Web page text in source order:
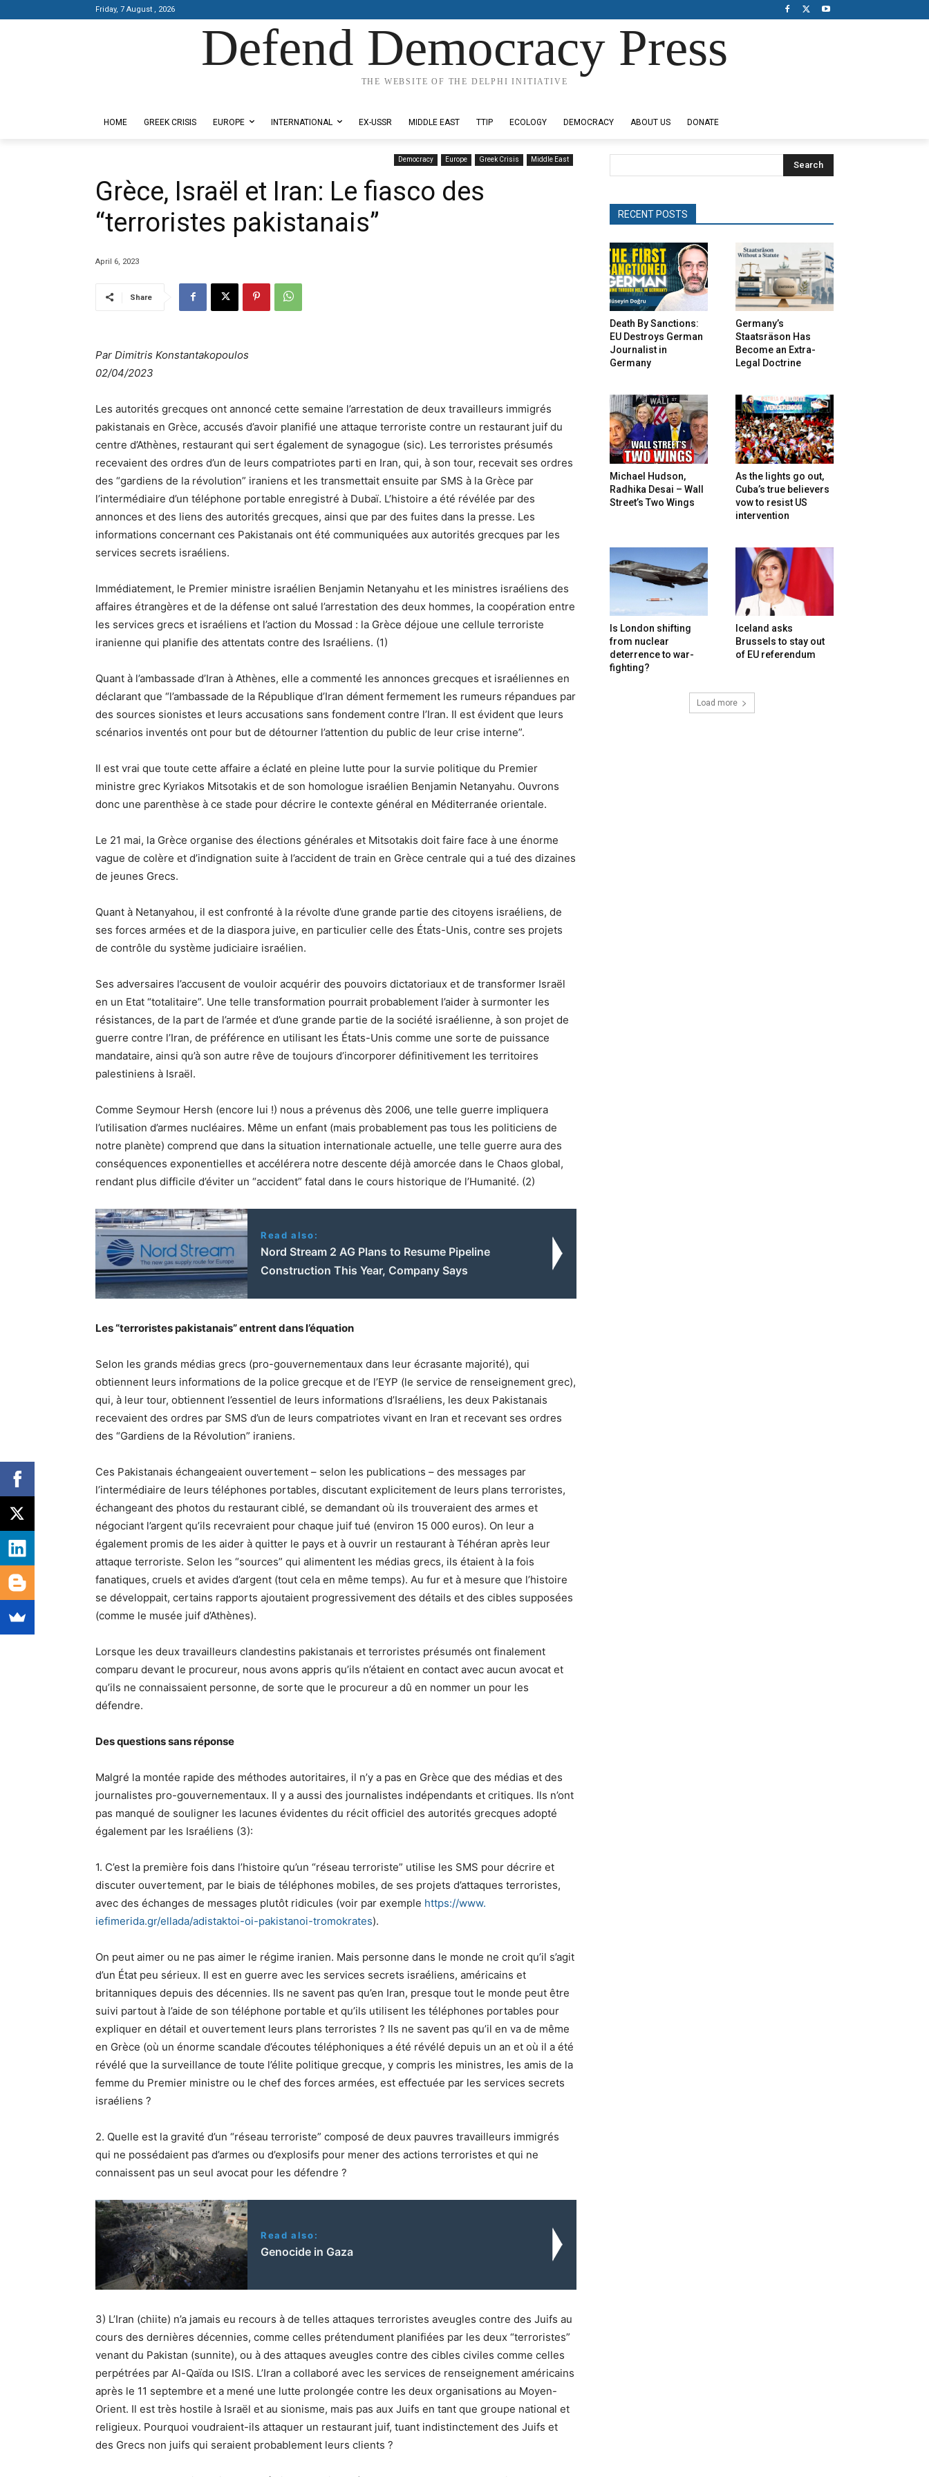
Friday, 7 August , 2026
Defend Democracy Press
THE WEBSITE OF THE DELPHI INITIATIVE
HOME GREEK CRISIS EUROPE INTERNATIONAL EX-USSR MIDDLE EAST TTIP ECOLOGY DEMOCRACY ABOUT US DONATE
Democracy Europe Greek Crisis Middle East
Grèce, Israël et Iran: Le fiasco des
“terroristes pakistanais”
April 6, 2023
Share
Par Dimitris Konstantakopoulos
02/04/2023
Les autorités grecques ont annoncé cette semaine l’arrestation de deux travailleurs immigrés
pakistanais en Grèce, accusés d’avoir planifié une attaque terroriste contre un restaurant juif du
centre d’Athènes, restaurant qui sert également de synagogue (sic). Les terroristes présumés
recevaient des ordres d’un de leurs compatriotes parti en Iran, qui, à son tour, recevait ses ordres
des “gardiens de la révolution” iraniens et les transmettait ensuite par SMS à la Grèce par
l’intermédiaire d’un téléphone portable enregistré à Dubaï. L’histoire a été révélée par des
annonces et des liens des autorités grecques, ainsi que par des fuites dans la presse. Les
informations concernant ces Pakistanais ont été communiquées aux autorités grecques par les
services secrets israéliens.
Immédiatement, le Premier ministre israélien Benjamin Netanyahu et les ministres israéliens des
affaires étrangères et de la défense ont salué l’arrestation des deux hommes, la coopération entre
les services grecs et israéliens et l’action du Mossad : la Grèce déjoue une cellule terroriste
iranienne qui planifie des attentats contre des Israéliens. (1)
Quant à l’ambassade d’Iran à Athènes, elle a commenté les annonces grecques et israéliennes en
déclarant que “l’ambassade de la République d’Iran dément fermement les rumeurs répandues par
des sources sionistes et leurs accusations sans fondement contre l’Iran. Il est évident que leurs
scénarios inventés ont pour but de détourner l’attention du public de leur crise interne”.
Il est vrai que toute cette affaire a éclaté en pleine lutte pour la survie politique du Premier
ministre grec Kyriakos Mitsotakis et de son homologue israélien Benjamin Netanyahu. Ouvrons
donc une parenthèse à ce stade pour décrire le contexte général en Méditerranée orientale.
Le 21 mai, la Grèce organise des élections générales et Mitsotakis doit faire face à une énorme
vague de colère et d’indignation suite à l’accident de train en Grèce centrale qui a tué des dizaines
de jeunes Grecs.
Quant à Netanyahou, il est confronté à la révolte d’une grande partie des citoyens israéliens, de
ses forces armées et de la diaspora juive, en particulier celle des États-Unis, contre ses projets
de contrôle du système judiciaire israélien.
Ses adversaires l’accusent de vouloir acquérir des pouvoirs dictatoriaux et de transformer Israël
en un Etat “totalitaire”. Une telle transformation pourrait probablement l’aider à surmonter les
résistances, de la part de l’armée et d’une grande partie de la société israélienne, à son projet de
guerre contre l’Iran, de préférence en utilisant les États-Unis comme une sorte de puissance
mandataire, ainsi qu’à son autre rêve de toujours d’incorporer définitivement les territoires
palestiniens à Israël.
Comme Seymour Hersh (encore lui !) nous a prévenus dès 2006, une telle guerre impliquera
l’utilisation d’armes nucléaires. Même un enfant (mais probablement pas tous les politiciens de
notre planète) comprend que dans la situation internationale actuelle, une telle guerre aura des
conséquences exponentielles et accélérera notre descente déjà amorcée dans le Chaos global,
rendant plus difficile d’éviter un “accident” fatal dans le cours historique de l’Humanité. (2)
Read also:
Nord Stream 2 AG Plans to Resume Pipeline
Construction This Year, Company Says
Les “terroristes pakistanais” entrent dans l’équation
Selon les grands médias grecs (pro-gouvernementaux dans leur écrasante majorité), qui
obtiennent leurs informations de la police grecque et de l’EYP (le service de renseignement grec),
qui, à leur tour, obtiennent l’essentiel de leurs informations d’Israéliens, les deux Pakistanais
recevaient des ordres par SMS d’un de leurs compatriotes vivant en Iran et recevant ses ordres
des “Gardiens de la Révolution” iraniens.
Ces Pakistanais échangeaient ouvertement – selon les publications – des messages par
l’intermédiaire de leurs téléphones portables, discutant explicitement de leurs plans terroristes,
échangeant des photos du restaurant ciblé, se demandant où ils trouveraient des armes et
négociant l’argent qu’ils recevraient pour chaque juif tué (environ 15 000 euros). On leur a
également promis de les aider à quitter le pays et à ouvrir un restaurant à Téhéran après leur
attaque terroriste. Selon les “sources” qui alimentent les médias grecs, ils étaient à la fois
fanatiques, cruels et avides d’argent (tout cela en même temps). Au fur et à mesure que l’histoire
se développait, certains rapports ajoutaient progressivement des détails et des cibles supposées
(comme le musée juif d’Athènes).
Lorsque les deux travailleurs clandestins pakistanais et terroristes présumés ont finalement
comparu devant le procureur, nous avons appris qu’ils n’étaient en contact avec aucun avocat et
qu’ils ne connaissaient personne, de sorte que le procureur a dû en nommer un pour les
défendre.
Des questions sans réponse
Malgré la montée rapide des méthodes autoritaires, il n’y a pas en Grèce que des médias et des
journalistes pro-gouvernementaux. Il y a aussi des journalistes indépendants et critiques. Ils n’ont
pas manqué de souligner les lacunes évidentes du récit officiel des autorités grecques adopté
également par les Israéliens (3):
1. C’est la première fois dans l’histoire qu’un “réseau terroriste” utilise les SMS pour décrire et
discuter ouvertement, par le biais de téléphones mobiles, de ses projets d’attaques terroristes,
avec des échanges de messages plutôt ridicules (voir par exemple https://www.
iefimerida.gr/ellada/adistaktoi-oi-pakistanoi-tromokrates).
On peut aimer ou ne pas aimer le régime iranien. Mais personne dans le monde ne croit qu’il s’agit
d’un État peu sérieux. Il est en guerre avec les services secrets israéliens, américains et
britanniques depuis des décennies. Ils ne savent pas qu’en Iran, presque tout le monde peut être
suivi partout à l’aide de son téléphone portable et qu’ils utilisent les téléphones portables pour
expliquer en détail et ouvertement leurs plans terroristes ? Ils ne savent pas qu’il en va de même
en Grèce (où un énorme scandale d’écoutes téléphoniques a été révélé depuis un an et où il a été
révélé que la surveillance de toute l’élite politique grecque, y compris les ministres, les amis de la
femme du Premier ministre ou le chef des forces armées, est effectuée par les services secrets
israéliens ?
2. Quelle est la gravité d’un “réseau terroriste” composé de deux pauvres travailleurs immigrés
qui ne possédaient pas d’armes ou d’explosifs pour mener des actions terroristes et qui ne
connaissent pas un seul avocat pour les défendre ?
Read also:
Genocide in Gaza
3) L’Iran (chiite) n’a jamais eu recours à de telles attaques terroristes aveugles contre des Juifs au
cours des dernières décennies, comme celles prétendument planifiées par les deux “terroristes”
venant du Pakistan (sunnite), ou à des attaques aveugles contre des cibles civiles comme celles
perpétrées par Al-Qaïda ou ISIS. L’Iran a collaboré avec les services de renseignement américains
après le 11 septembre et a mené une lutte prolongée contre les deux organisations au Moyen-
Orient. Il est très hostile à Israël et au sionisme, mais pas aux Juifs en tant que groupe national et
religieux. Pourquoi voudraient-ils attaquer un restaurant juif, tuant indistinctement des Juifs et
des Grecs non juifs qui seraient probablement leurs clients ?
Search
RECENT POSTS
Death By Sanctions:
EU Destroys German
Journalist in
Germany
Germany’s
Staatsräson Has
Become an Extra-
Legal Doctrine
Michael Hudson,
Radhika Desai – Wall
Street’s Two Wings
As the lights go out,
Cuba’s true believers
vow to resist US
intervention
Is London shifting
from nuclear
deterrence to war-
fighting?
Iceland asks
Brussels to stay out
of EU referendum
Load more